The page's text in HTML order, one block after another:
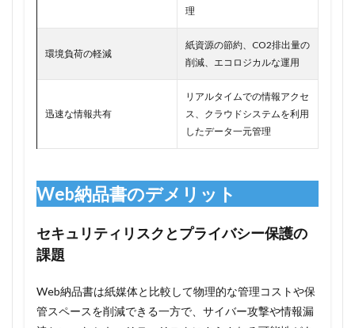
理
環境負荷の軽減
紙資源の節約、CO2排出量の
削減、エコロジカルな運用
迅速な情報共有
リアルタイムでの情報アクセ
ス、クラウドシステムを利用
したデータ一元管理
Web納品書のデメリット
セキュリティリスクとプライバシー保護の
課題
Web納品書は紙媒体と比較して物理的な管理コストや保
管スペースを削減できる一方で、サイバー攻撃や情報漏